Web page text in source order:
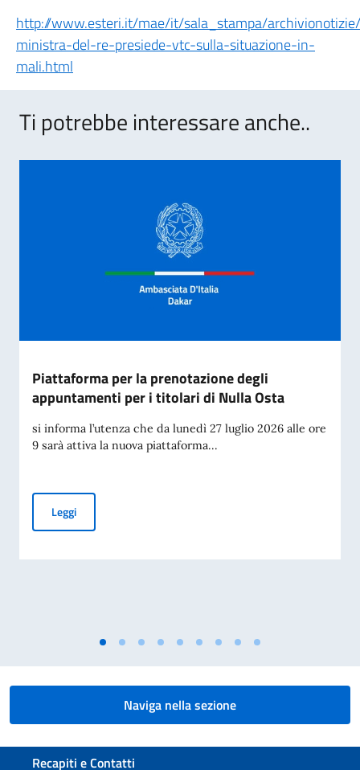
http://www.esteri.it/mae/it/sala_stampa/
ministra-del-re-presiede-vtc-sulla-situazione-in-
mali.html
Ti potrebbe interessare anche..
Piattaforma per la prenotazione degli
appuntamenti per i titolari di Nulla Osta
si informa l’utenza che da lunedì 27 luglio 2026 alle ore
9 sarà attiva la nuova piattaforma...
LeggiPiattaforma per la prenotazione degli appuntamenti per i
Naviga nella sezione
Sezione footer
Recapiti e Contatti